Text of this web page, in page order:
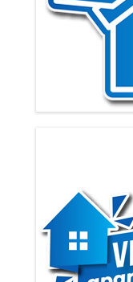
Contamos con